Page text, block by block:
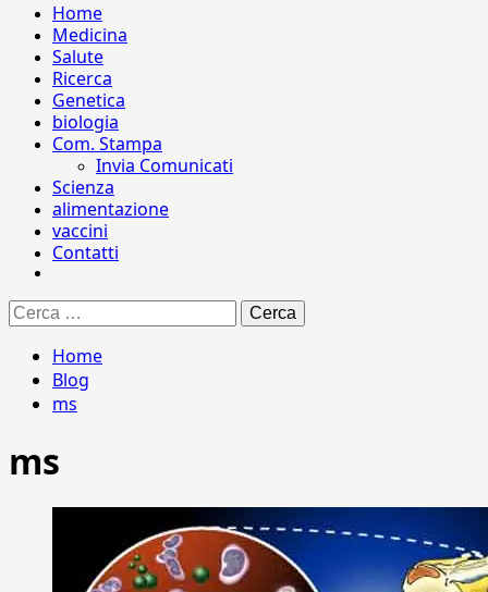
Home
Medicina
Salute
Ricerca
Genetica
biologia
Com. Stampa
Invia Comunicati
Scienza
alimentazione
vaccini
Contatti
Ricerca
per:
Home
Blog
ms
ms